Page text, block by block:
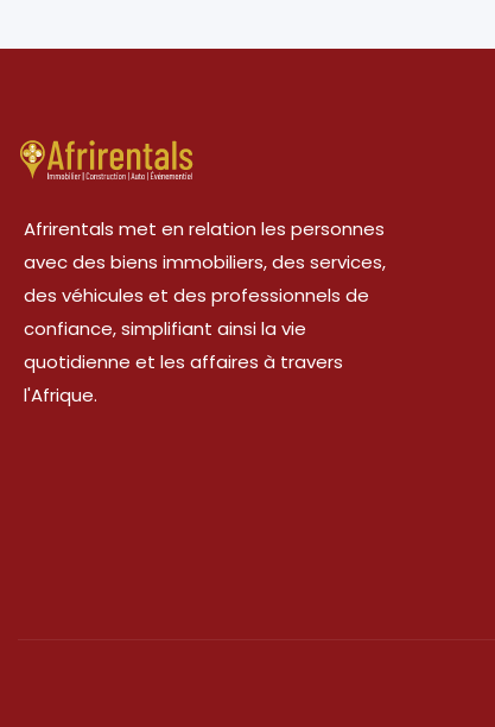
Afrirentals met en relation les personnes
avec des biens immobiliers, des services,
des véhicules et des professionnels de
confiance, simplifiant ainsi la vie
quotidienne et les affaires à travers
l'Afrique.